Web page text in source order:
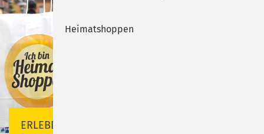
ERLEBEN
SON.NEC
Städtische Veranstaltungen
Spielmeile
Weihnachten
Heimatshoppen